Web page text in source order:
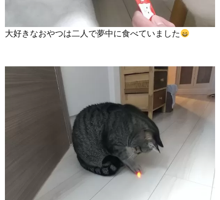
大好きなおやつは二人で夢中に食べていました